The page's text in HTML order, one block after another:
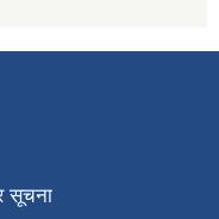
सूचना